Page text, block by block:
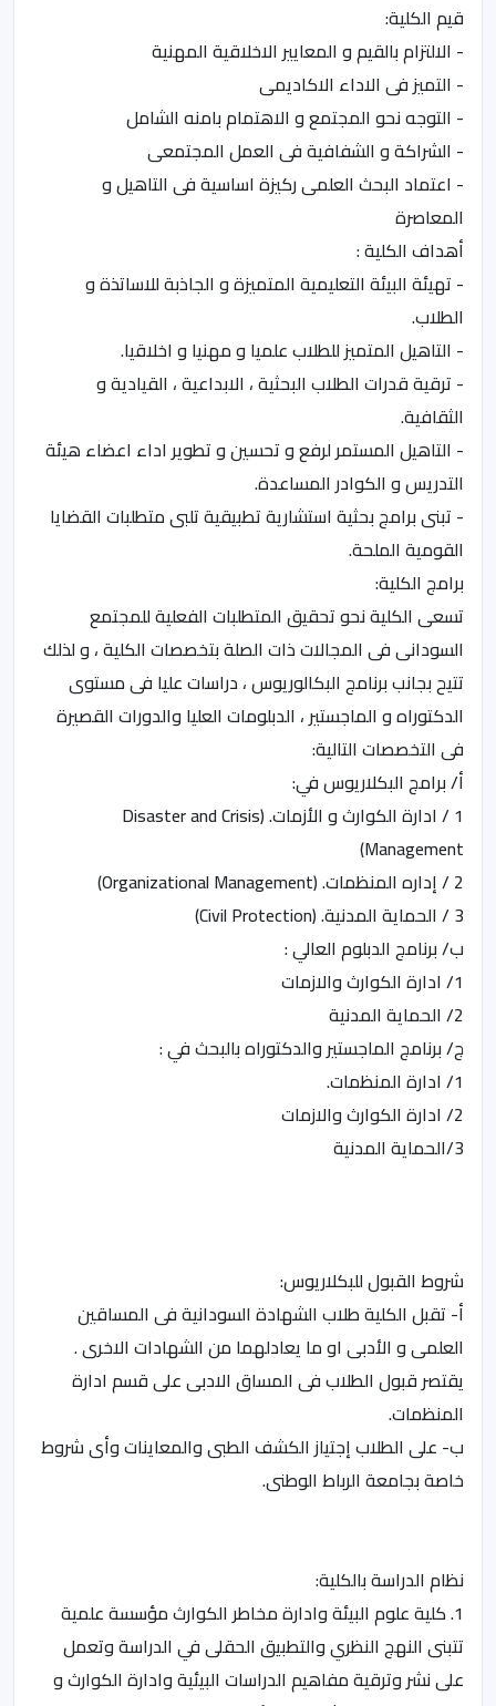
قيم الكلية:
- الالتزام بالقيم و المعايير الاخلاقية المهنية
- التميز فى الاداء الاكاديمى
- التوجه نحو المجتمع و الاهتمام بامنه الشامل
- الشراكة و الشفافية فى العمل المجتمعى
- اعتماد البحث العلمى ركيزة اساسية فى التاهيل و
المعاصرة
أهداف الكلية :
- تهيئة البيئة التعليمية المتميزة و الجاذبة للاساتذة و
الطلاب.
- التاهيل المتميز للطلاب علميا و مهنيا و اخلاقيا.
- ترقية قدرات الطلاب البحثية ، الابداعية ، القيادية و
الثقافية.
- التاهيل المستمر لرفع و تحسين و تطوير اداء اعضاء هيئة
التدريس و الكوادر المساعدة.
- تبنى برامج بحثية استشارية تطبيقية تلبى متطلبات القضايا
القومية الملحة.
برامج الكلية:
تسعى الكلية نحو تحقيق المتطلبات الفعلية للمجتمع
السودانى فى المجالات ذات الصلة بتخصصات الكلية ، و لذلك
تتيح بجانب برنامج البكالوريوس ، دراسات عليا فى مستوى
الدكتوراه و الماجستير ، الدبلومات العليا والدورات القصيرة
فى التخصصات التالية:
أ/ برامج البكلاريوس في:
1 / ادارة الكوارث و الأزمات. (Disaster and Crisis
Management)
2 / إداره المنظمات. (Organizational Management)
3 / الحماية المدنية. (Civil Protection)
ب/ برنامج الدبلوم العالي :
1/ ادارة الكوارث والازمات
2/ الحماية المدنية
ج/ برنامج الماجستير والدكتوراه بالبحث في :
1/ ادارة المنظمات.
2/ ادارة الكوارث والازمات
3/الحماية المدنية
شروط القبول للبكلاريوس:
أ‌- تقبل الكلية طلاب الشهادة السودانية فى المساقين
العلمى و الأدبى او ما يعادلهما من الشهادات الاخرى .
يقتصر قبول الطلاب فى المساق الادبى على قسم ادارة
المنظمات.
ب‌- على الطلاب إجتياز الكشف الطبى والمعاينات وأى شروط
خاصة بجامعة الرباط الوطنى.
نظام الدراسة بالكلية:
1. كلية علوم البيئة وادارة مخاطر الكوارث مؤسسة علمية
تتبنى النهج النظري والتطبيق الحقلى في الدراسة وتعمل
على نشر وترقية مفاهيم الدراسات البيئية وادارة الكوارث و